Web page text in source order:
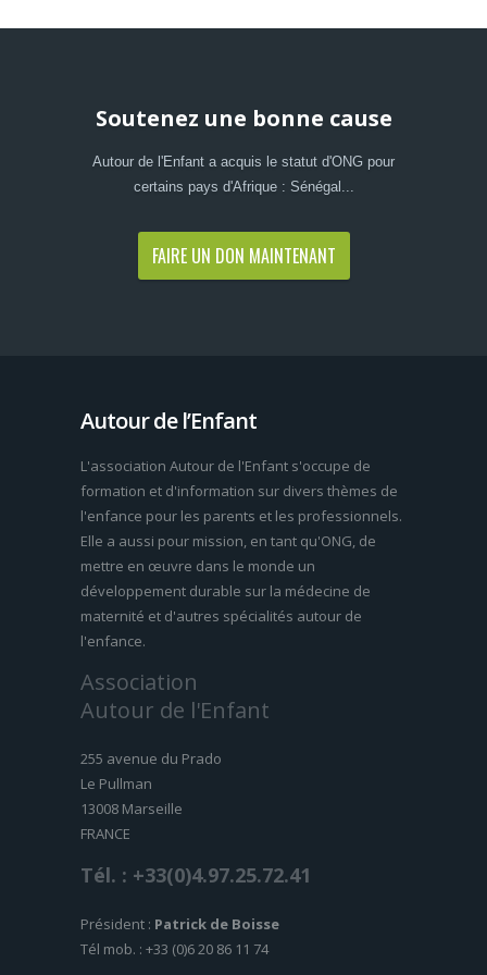
Soutenez une bonne cause
Autour de l'Enfant a acquis le statut d'ONG pour
certains pays d'Afrique : Sénégal...
FAIRE UN DON MAINTENANT
Autour de l’Enfant
L'association Autour de l'Enfant s'occupe de
formation et d'information sur divers thèmes de
l'enfance pour les parents et les professionnels.
Elle a aussi pour mission, en tant qu'ONG, de
mettre en œuvre dans le monde un
développement durable sur la médecine de
maternité et d'autres spécialités autour de
l'enfance.
Association
Autour de l'Enfant
255 avenue du Prado
Le Pullman
13008 Marseille
FRANCE
Tél. : +33(0)4.97.25.72.41
Président : Patrick de Boisse
Tél mob. : +33 (0)6 20 86 11 74